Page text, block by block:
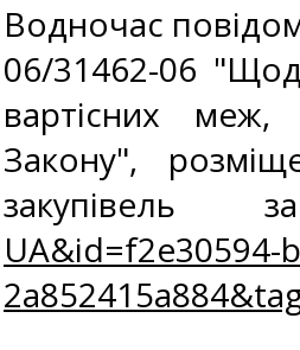
Водночас
06/31462-06
вартісних
Закону",
UA&id=f2e30594-